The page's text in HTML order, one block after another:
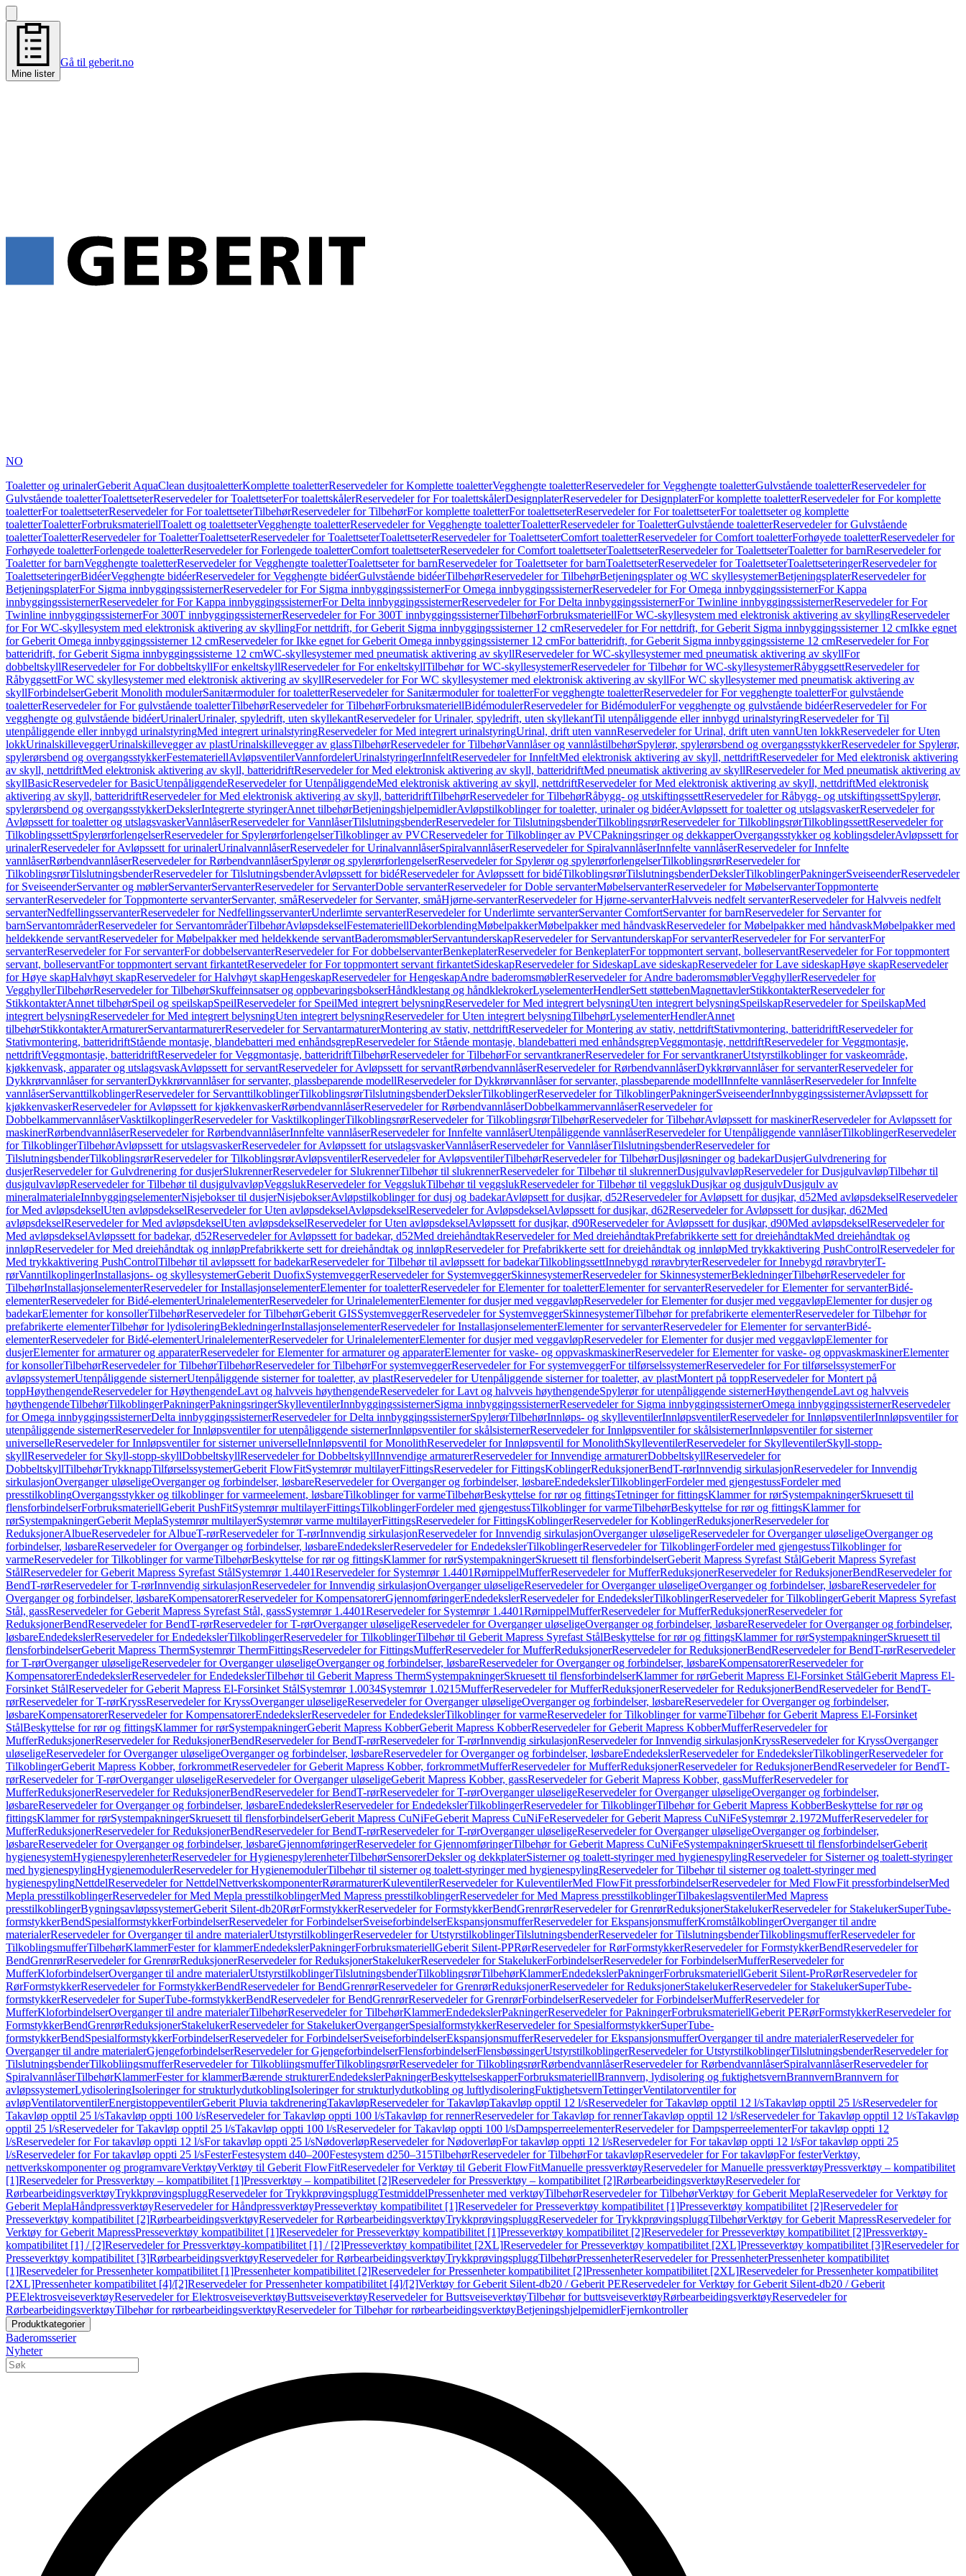
Mine lister
Gå til geberit.no
NO
Toaletter og urinalerGeberit AquaClean dusjtoaletterKomplette toaletterReservedeler for Komplette toaletterVegghengte toaletterReservedeler for Vegghengte toaletterGulvstående toaletterReservedeler for
Gulvstående toaletterToalettseterReservedeler for ToalettseterFor toalettskålerReservedeler for For toalettskålerDesignplaterReservedeler for DesignplaterFor komplette toaletterReservedeler for For komplette
toaletterFor toalettseterReservedeler for For toalettseterTilbehørReservedeler for TilbehørFor komplette toaletterFor toalettseterReservedeler for For toalettseterFor toalettseter og komplette
toaletterToaletterForbruksmateriellToalett og toalettseterVegghengte toaletterReservedeler for Vegghengte toaletterToaletterReservedeler for ToaletterGulvstående toaletterReservedeler for Gulvstående
toaletterToaletterReservedeler for ToaletterToalettseterReservedeler for ToalettseterToalettseterReservedeler for ToalettseterComfort toaletterReservedeler for Comfort toaletterForhøyede toaletterReservedeler for
Forhøyede toaletterForlengede toaletterReservedeler for Forlengede toaletterComfort toalettseterReservedeler for Comfort toalettseterToalettseterReservedeler for ToalettseterToaletter for barnReservedeler for
Toaletter for barnVegghengte toaletterReservedeler for Vegghengte toaletterToalettseter for barnReservedeler for Toalettseter for barnToalettseterReservedeler for ToalettseterToalettseteringerReservedeler for
ToalettseteringerBidéerVegghengte bidéerReservedeler for Vegghengte bidéerGulvstående bidéerTilbehørReservedeler for TilbehørBetjeningsplater og WC skyllesystemerBetjeningsplaterReservedeler for
BetjeningsplaterFor Sigma innbyggingssisternerReservedeler for For Sigma innbyggingssisternerFor Omega innbyggingssisternerReservedeler for For Omega innbyggingssisternerFor Kappa
innbyggingssisternerReservedeler for For Kappa innbyggingssisternerFor Delta innbyggingssisternerReservedeler for For Delta innbyggingssisternerFor Twinline innbyggingssisternerReservedeler for For
Twinline innbyggingssisternerFor 300T innbyggingssisternerReservedeler for For 300T innbyggingssisternerTilbehørForbruksmateriellFor WC-skyllesystem med elektronisk aktivering av skyllingReservedeler
for For WC-skyllesystem med elektronisk aktivering av skyllingFor nettdrift, for Geberit Sigma innbyggingssisterner 12 cmReservedeler for For nettdrift, for Geberit Sigma innbyggingssisterner 12 cmIkke egnet
for Geberit Omega innbyggingssisterner 12 cmReservedeler for Ikke egnet for Geberit Omega innbyggingssisterner 12 cmFor batteridrift, for Geberit Sigma innbyggingssisterne 12 cmReservedeler for For
batteridrift, for Geberit Sigma innbyggingssisterne 12 cmWC-skyllesystemer med pneumatisk aktivering av skyllReservedeler for WC-skyllesystemer med pneumatisk aktivering av skyllFor
dobbeltskyllReservedeler for For dobbeltskyllFor enkeltskyllReservedeler for For enkeltskyllTilbehør for WC-skyllesystemerReservedeler for Tilbehør for WC-skyllesystemerRåbyggsettReservedeler for
RåbyggsettFor WC skyllesystemer med elektronisk aktivering av skyllReservedeler for For WC skyllesystemer med elektronisk aktivering av skyllFor WC skyllesystemer med pneumatisk aktivering av
skyllForbindelserGeberit Monolith modulerSanitærmoduler for toaletterReservedeler for Sanitærmoduler for toaletterFor vegghengte toaletterReservedeler for For vegghengte toaletterFor gulvstående
toaletterReservedeler for For gulvstående toaletterTilbehørReservedeler for TilbehørForbruksmateriellBidémodulerReservedeler for BidémodulerFor vegghengte og gulvstående bidéerReservedeler for For
vegghengte og gulvstående bidéerUrinalerUrinaler, spyledrift, uten skyllekantReservedeler for Urinaler, spyledrift, uten skyllekantTil utenpåliggende eller innbygd urinalstyringReservedeler for Til
utenpåliggende eller innbygd urinalstyringMed integrert urinalstyringReservedeler for Med integrert urinalstyringUrinal, drift uten vannReservedeler for Urinal, drift uten vannUten lokkReservedeler for Uten
lokkUrinalskilleveggerUrinalskillevegger av plastUrinalskillevegger av glassTilbehørReservedeler for TilbehørVannlåser og vannlåstilbehørSpylerør, spylerørsbend og overgangsstykkerReservedeler for Spylerør,
spylerørsbend og overgangsstykkerFestemateriellAvløpsventilerVannfordelerUrinalstyringerInnfeltReservedeler for InnfeltMed elektronisk aktivering av skyll, nettdriftReservedeler for Med elektronisk aktivering
av skyll, nettdriftMed elektronisk aktivering av skyll, batteridriftReservedeler for Med elektronisk aktivering av skyll, batteridriftMed pneumatisk aktivering av skyllReservedeler for Med pneumatisk aktivering av
skyllBasicReservedeler for BasicUtenpåliggendeReservedeler for UtenpåliggendeMed elektronisk aktivering av skyll, nettdriftReservedeler for Med elektronisk aktivering av skyll, nettdriftMed elektronisk
aktivering av skyll, batteridriftReservedeler for Med elektronisk aktivering av skyll, batteridriftTilbehørReservedeler for TilbehørRåbygg- og utskiftingssettReservedeler for Råbygg- og utskiftingssettSpylerør,
spylerørsbend og overgangsstykkerDekslerIntegrerte styringerAnnet tilbehørBetjeningshjelpemidlerAvløpstilkoblinger for toaletter, urinaler og bidéerAvløpssett for toaletter og utslagsvaskerReservedeler for
Avløpssett for toaletter og utslagsvaskerVannlåserReservedeler for VannlåserTilslutningsbenderReservedeler for TilslutningsbenderTilkoblingsrørReservedeler for TilkoblingsrørTilkoblingssettReservedeler for
TilkoblingssettSpylerørforlengelserReservedeler for SpylerørforlengelserTilkoblinger av PVCReservedeler for Tilkoblinger av PVCPakningsringer og dekkapperOvergangsstykker og koblingsdelerAvløpssett for
urinalerReservedeler for Avløpssett for urinalerUrinalvannlåserReservedeler for UrinalvannlåserSpiralvannlåserReservedeler for SpiralvannlåserInnfelte vannlåserReservedeler for Innfelte
vannlåserRørbendvannlåserReservedeler for RørbendvannlåserSpylerør og spylerørforlengelserReservedeler for Spylerør og spylerørforlengelserTilkoblingsrørReservedeler for
TilkoblingsrørTilslutningsbenderReservedeler for TilslutningsbenderAvløpssett for bidéReservedeler for Avløpssett for bidéTilkoblingsrørTilslutningsbenderDekslerTilkoblingerPakningerSveiseenderReservedeler
for SveiseenderServanter og møblerServanterServanterReservedeler for ServanterDoble servanterReservedeler for Doble servanterMøbelservanterReservedeler for MøbelservanterToppmonterte
servanterReservedeler for Toppmonterte servanterServanter, småReservedeler for Servanter, småHjørne-servanterReservedeler for Hjørne-servanterHalvveis nedfelt servanterReservedeler for Halvveis nedfelt
servanterNedfellingsservanterReservedeler for NedfellingsservanterUnderlimte servanterReservedeler for Underlimte servanterServanter ComfortServanter for barnReservedeler for Servanter for
barnServantområderReservedeler for ServantområderTilbehørAvløpsdekselFestemateriellDekorblendingMøbelpakkerMøbelpakker med håndvaskReservedeler for Møbelpakker med håndvaskMøbelpakker med
heldekkende servantReservedeler for Møbelpakker med heldekkende servantBaderomsmøblerServantunderskapReservedeler for ServantunderskapFor servanterReservedeler for For servanterFor
servanterReservedeler for For servanterFor dobbelservanterReservedeler for For dobbelservanterBenkeplaterReservedeler for BenkeplaterFor toppmontert servant, bolleservantReservedeler for For toppmontert
servant, bolleservantFor toppmontert servant firkantetReservedeler for For toppmontert servant firkantetSideskapReservedeler for SideskapLave sideskapReservedeler for Lave sideskapHøye skapReservedeler
for Høye skapHalvhøyt skapReservedeler for Halvhøyt skapHengeskapReservedeler for HengeskapAndre baderomsmøblerReservedeler for Andre baderomsmøblerVegghyllerReservedeler for
VegghyllerTilbehørReservedeler for TilbehørSkuffeinnsatser og oppbevaringsbokserHåndklestang og håndklekrokerLyselementerHendlerSett støttebenMagnettavlerStikkontakterReservedeler for
StikkontakterAnnet tilbehørSpeil og speilskapSpeilReservedeler for SpeilMed integrert belysningReservedeler for Med integrert belysningUten integrert belysningSpeilskapReservedeler for SpeilskapMed
integrert belysningReservedeler for Med integrert belysningUten integrert belysningReservedeler for Uten integrert belysningTilbehørLyselementerHendlerAnnet
tilbehørStikkontakterArmaturerServantarmaturerReservedeler for ServantarmaturerMontering av stativ, nettdriftReservedeler for Montering av stativ, nettdriftStativmontering, batteridriftReservedeler for
Stativmontering, batteridriftStående montasje, blandebatteri med enhåndsgrepReservedeler for Stående montasje, blandebatteri med enhåndsgrepVeggmontasje, nettdriftReservedeler for Veggmontasje,
nettdriftVeggmontasje, batteridriftReservedeler for Veggmontasje, batteridriftTilbehørReservedeler for TilbehørFor servantkranerReservedeler for For servantkranerUtstyrstilkoblinger for vaskeområde,
kjøkkenvask, apparater og utslagsvaskAvløpssett for servantReservedeler for Avløpssett for servantRørbendvannlåserReservedeler for RørbendvannlåserDykkrørvannlåser for servanterReservedeler for
Dykkrørvannlåser for servanterDykkrørvannlåser for servanter, plassbeparende modellReservedeler for Dykkrørvannlåser for servanter, plassbeparende modellInnfelte vannlåserReservedeler for Innfelte
vannlåserServanttilkoblingerReservedeler for ServanttilkoblingerTilkoblingsrørTilslutningsbenderDekslerTilkoblingerReservedeler for TilkoblingerPakningerSveiseenderInnbyggingssisternerAvløpssett for
kjøkkenvaskerReservedeler for Avløpssett for kjøkkenvaskerRørbendvannlåserReservedeler for RørbendvannlåserDobbelkammervannlåserReservedeler for
DobbelkammervannlåserVasktilkoplingerReservedeler for VasktilkoplingerTilkoblingsrørReservedeler for TilkoblingsrørTilbehørReservedeler for TilbehørAvløpssett for maskinerReservedeler for Avløpssett for
maskinerRørbendvannlåserReservedeler for RørbendvannlåserInnfelte vannlåserReservedeler for Innfelte vannlåserUtenpåliggende vannlåserReservedeler for Utenpåliggende vannlåserTilkoblingerReservedeler
for TilkoblingerTilbehørAvløpssett for utslagsvaskerReservedeler for Avløpssett for utslagsvaskerVannlåserReservedeler for VannlåserTilslutningsbenderReservedeler for
TilslutningsbenderTilkoblingsrørReservedeler for TilkoblingsrørAvløpsventilerReservedeler for AvløpsventilerTilbehørReservedeler for TilbehørDusjløsninger og badekarDusjerGulvdrenering for
dusjerReservedeler for Gulvdrenering for dusjerSlukrennerReservedeler for SlukrennerTilbehør til slukrennerReservedeler for Tilbehør til slukrennerDusjgulvavløpReservedeler for DusjgulvavløpTilbehør til
dusjgulvavløpReservedeler for Tilbehør til dusjgulvavløpVeggslukReservedeler for VeggslukTilbehør til veggslukReservedeler for Tilbehør til veggslukDusjkar og dusjgulvDusjgulv av
mineralmaterialeInnbyggingselementerNisjebokser til dusjerNisjebokserAvløpstilkoblinger for dusj og badekarAvløpsett for dusjkar, d52Reservedeler for Avløpsett for dusjkar, d52Med avløpsdekselReservedeler
for Med avløpsdekselUten avløpsdekselReservedeler for Uten avløpsdekselAvløpsdekselReservedeler for AvløpsdekselAvløpssett for dusjkar, d62Reservedeler for Avløpssett for dusjkar, d62Med
avløpsdekselReservedeler for Med avløpsdekselUten avløpsdekselReservedeler for Uten avløpsdekselAvløpssett for dusjkar, d90Reservedeler for Avløpssett for dusjkar, d90Med avløpsdekselReservedeler for
Med avløpsdekselAvløpssett for badekar, d52Reservedeler for Avløpssett for badekar, d52Med dreiehåndtakReservedeler for Med dreiehåndtakPrefabrikkerte sett for dreiehåndtakMed dreiehåndtak og
innløpReservedeler for Med dreiehåndtak og innløpPrefabrikkerte sett for dreiehåndtak og innløpReservedeler for Prefabrikkerte sett for dreiehåndtak og innløpMed trykkaktivering PushControlReservedeler for
Med trykkaktivering PushControlTilbehør til avløpssett for badekarReservedeler for Tilbehør til avløpssett for badekarTilkoblingssettInnebygd røravbryterReservedeler for Innebygd røravbryterT-
rørVanntilkoplingerInstallasjons- og skyllesystemerGeberit DuofixSystemveggerReservedeler for SystemveggerSkinnesystemerReservedeler for SkinnesystemerBekledningerTilbehørReservedeler for
TilbehørInstallasjonselementerReservedeler for InstallasjonselementerElementer for toaletterReservedeler for Elementer for toaletterElementer for servanterReservedeler for Elementer for servanterBidé-
elementerReservedeler for Bidé-elementerUrinalelementerReservedeler for UrinalelementerElementer for dusjer med veggavløpReservedeler for Elementer for dusjer med veggavløpElementer for dusjer og
badekarElementer for konsollerTilbehørReservedeler for TilbehørGeberit GISSystemveggerReservedeler for SystemveggerSkinnesystemerTilbehør for prefabrikerte elementerReservedeler for Tilbehør for
prefabrikerte elementerTilbehør for lydisoleringBekledningerInstallasjonselementerReservedeler for InstallasjonselementerElementer for servanterReservedeler for Elementer for servanterBidé-
elementerReservedeler for Bidé-elementerUrinalelementerReservedeler for UrinalelementerElementer for dusjer med veggavløpReservedeler for Elementer for dusjer med veggavløpElementer for
dusjerElementer for armaturer og apparaterReservedeler for Elementer for armaturer og apparaterElementer for vaske- og oppvaskmaskinerReservedeler for Elementer for vaske- og oppvaskmaskinerElementer
for konsollerTilbehørReservedeler for TilbehørTilbehørReservedeler for TilbehørFor systemveggerReservedeler for For systemveggerFor tilførselssystemerReservedeler for For tilførselssystemerFor
avløpssystemerUtenpåliggende sisternerUtenpåliggende sisterner for toaletter, av plastReservedeler for Utenpåliggende sisterner for toaletter, av plastMontert på toppReservedeler for Montert på
toppHøythengendeReservedeler for HøythengendeLavt og halvveis høythengendeReservedeler for Lavt og halvveis høythengendeSpylerør for utenpåliggende sisternerHøythengendeLavt og halvveis
høythengendeTilbehørTilkoblingerPakningerPakningsringerSkylleventilerInnbyggingssisternerSigma innbyggingssisternerReservedeler for Sigma innbyggingssisternerOmega innbyggingssisternerReservedeler
for Omega innbyggingssisternerDelta innbyggingssisternerReservedeler for Delta innbyggingssisternerSpylerørTilbehørInnløps- og skylleventilerInnløpsventilerReservedeler for InnløpsventilerInnløpsventiler for
utenpåliggende sisternerReservedeler for Innløpsventiler for utenpåliggende sisternerInnløpsventiler for skålsisternerReservedeler for Innløpsventiler for skålsisternerInnløpsventiler for sisterner
universelleReservedeler for Innløpsventiler for sisterner universelleInnløpsventil for MonolithReservedeler for Innløpsventil for MonolithSkylleventilerReservedeler for SkylleventilerSkyll-stopp-
skyllReservedeler for Skyll-stopp-skyllDobbeltskyllReservedeler for DobbeltskyllInnvendige armaturerReservedeler for Innvendige armaturerDobbeltskyllReservedeler for
DobbeltskyllTilbehørTrykknappTilførselssystemerGeberit FlowFitSystemrør multilayerFittingsReservedeler for FittingsKoblingerReduksjonerBendT-rørInnvendig sirkulasjonReservedeler for Innvendig
sirkulasjonOverganger uløseligeOverganger og forbindelser, løsbareReservedeler for Overganger og forbindelser, løsbareEndedekslerTilkoblingerFordeler med gjengestussFordeler med
presstilkoblingOvergangsstykker og tilkoblinger for varmeelement, løsbareTilkoblinger for varmeTilbehørBeskyttelse for rør og fittingsTetninger for fittingsKlammer for rørSystempakningerSkruesett til
flensforbindelserForbruksmateriellGeberit PushFitSystemrør multilayerFittingsTilkoblingerFordeler med gjengestussTilkoblinger for varmeTilbehørBeskyttelse for rør og fittingsKlammer for
rørSystempakningerGeberit MeplaSystemrør multilayerSystemrør varme multilayerFittingsReservedeler for FittingsKoblingerReservedeler for KoblingerReduksjonerReservedeler for
ReduksjonerAlbueReservedeler for AlbueT-rørReservedeler for T-rørInnvendig sirkulasjonReservedeler for Innvendig sirkulasjonOverganger uløseligeReservedeler for Overganger uløseligeOverganger og
forbindelser, løsbareReservedeler for Overganger og forbindelser, løsbareEndedekslerReservedeler for EndedekslerTilkoblingerReservedeler for TilkoblingerFordeler med gjengestussTilkoblinger for
varmeReservedeler for Tilkoblinger for varmeTilbehørBeskyttelse for rør og fittingsKlammer for rørSystempakningerSkruesett til flensforbindelserGeberit Mapress Syrefast StålGeberit Mapress Syrefast
StålReservedeler for Geberit Mapress Syrefast StålSystemrør 1.4401Reservedeler for Systemrør 1.4401RørnippelMufferReservedeler for MufferReduksjonerReservedeler for ReduksjonerBendReservedeler for
BendT-rørReservedeler for T-rørInnvendig sirkulasjonReservedeler for Innvendig sirkulasjonOverganger uløseligeReservedeler for Overganger uløseligeOverganger og forbindelser, løsbareReservedeler for
Overganger og forbindelser, løsbareKompensatorerReservedeler for KompensatorerGjennomføringerEndedekslerReservedeler for EndedekslerTilkoblingerReservedeler for TilkoblingerGeberit Mapress Syrefast
Stål, gassReservedeler for Geberit Mapress Syrefast Stål, gassSystemrør 1.4401Reservedeler for Systemrør 1.4401RørnippelMufferReservedeler for MufferReduksjonerReservedeler for
ReduksjonerBendReservedeler for BendT-rørReservedeler for T-rørOverganger uløseligeReservedeler for Overganger uløseligeOverganger og forbindelser, løsbareReservedeler for Overganger og forbindelser,
løsbareEndedekslerReservedeler for EndedekslerTilkoblingerReservedeler for TilkoblingerTilbehør til Geberit Mapress Syrefast StålBeskyttelse for rør og fittingsKlammer for rørSystempakningerSkruesett til
flensforbindelserGeberit Mapress ThermSystemrør ThermFittingsReservedeler for FittingsMufferReservedeler for MufferReduksjonerReservedeler for ReduksjonerBendReservedeler for BendT-rørReservedeler
for T-rørOverganger uløseligeReservedeler for Overganger uløseligeOverganger og forbindelser, løsbareReservedeler for Overganger og forbindelser, løsbareKompensatorerReservedeler for
KompensatorerEndedekslerReservedeler for EndedekslerTilbehør til Geberit Mapress ThermSystempakningerSkruesett til flensforbindelserKlammer for rørGeberit Mapress El-Forsinket StålGeberit Mapress El-
Forsinket StålReservedeler for Geberit Mapress El-Forsinket StålSystemrør 1.0034Systemrør 1.0215MufferReservedeler for MufferReduksjonerReservedeler for ReduksjonerBendReservedeler for BendT-
rørReservedeler for T-rørKryssReservedeler for KryssOverganger uløseligeReservedeler for Overganger uløseligeOverganger og forbindelser, løsbareReservedeler for Overganger og forbindelser,
løsbareKompensatorerReservedeler for KompensatorerEndedekslerReservedeler for EndedekslerTilkoblinger for varmeReservedeler for Tilkoblinger for varmeTilbehør for Geberit Mapress El-Forsinket
StålBeskyttelse for rør og fittingsKlammer for rørSystempakningerGeberit Mapress KobberGeberit Mapress KobberReservedeler for Geberit Mapress KobberMufferReservedeler for
MufferReduksjonerReservedeler for ReduksjonerBendReservedeler for BendT-rørReservedeler for T-rørInnvendig sirkulasjonReservedeler for Innvendig sirkulasjonKryssReservedeler for KryssOverganger
uløseligeReservedeler for Overganger uløseligeOverganger og forbindelser, løsbareReservedeler for Overganger og forbindelser, løsbareEndedekslerReservedeler for EndedekslerTilkoblingerReservedeler for
TilkoblingerGeberit Mapress Kobber, forkrommetReservedeler for Geberit Mapress Kobber, forkrommetMufferReservedeler for MufferReduksjonerReservedeler for ReduksjonerBendReservedeler for BendT-
rørReservedeler for T-rørOverganger uløseligeReservedeler for Overganger uløseligeGeberit Mapress Kobber, gassReservedeler for Geberit Mapress Kobber, gassMufferReservedeler for
MufferReduksjonerReservedeler for ReduksjonerBendReservedeler for BendT-rørReservedeler for T-rørOverganger uløseligeReservedeler for Overganger uløseligeOverganger og forbindelser,
løsbareReservedeler for Overganger og forbindelser, løsbareEndedekslerReservedeler for EndedekslerTilkoblingerReservedeler for TilkoblingerTilbehør for Geberit Mapress KobberBeskyttelse for rør og
fittingsKlammer for rørSystempakningerSkruesett til flensforbindelserGeberit Mapress CuNiFeGeberit Mapress CuNiFeReservedeler for Geberit Mapress CuNiFeSystemrør 2.1972MufferReservedeler for
MufferReduksjonerReservedeler for ReduksjonerBendReservedeler for BendT-rørReservedeler for T-rørOverganger uløseligeReservedeler for Overganger uløseligeOverganger og forbindelser,
løsbareReservedeler for Overganger og forbindelser, løsbareGjennomføringerReservedeler for GjennomføringerTilbehør for Geberit Mapress CuNiFeSystempakningerSkruesett til flensforbindelserGeberit
hygienesystemHygienespylerenheterReservedeler for HygienespylerenheterTilbehørSensorerDeksler og dekkplaterSisterner og toalett-styringer med hygienespylingReservedeler for Sisterner og toalett-styringer
med hygienespylingHygienemodulerReservedeler for HygienemodulerTilbehør til sisterner og toalett-styringer med hygienespylingReservedeler for Tilbehør til sisterner og toalett-styringer med
hygienespylingNettdelReservedeler for NettdelNettverkskomponenterRørarmaturerKuleventilerReservedeler for KuleventilerMed FlowFit pressforbindelserReservedeler for Med FlowFit pressforbindelserMed
Mepla presstilkoblingerReservedeler for Med Mepla presstilkoblingerMed Mapress presstilkoblingerReservedeler for Med Mapress presstilkoblingerTilbakeslagsventilerMed Mapress
presstilkoblingerBygningsavløpssystemerGeberit Silent-db20RørFormstykkerReservedeler for FormstykkerBendGrenrørReservedeler for GrenrørReduksjonerStakelukerReservedeler for StakelukerSuperTube-
formstykkerBendSpesialformstykkerForbindelserReservedeler for ForbindelserSveiseforbindelserEkspansjonsmufferReservedeler for EkspansjonsmufferKromstålkoblingerOverganger til andre
materialerReservedeler for Overganger til andre materialerUtstyrstilkoblingerReservedeler for UtstyrstilkoblingerTilslutningsbenderReservedeler for TilslutningsbenderTilkoblingsmufferReservedeler for
TilkoblingsmufferTilbehørKlammerFester for klammerEndedekslerPakningerForbruksmateriellGeberit Silent-PPRørReservedeler for RørFormstykkerReservedeler for FormstykkerBendReservedeler for
BendGrenrørReservedeler for GrenrørReduksjonerReservedeler for ReduksjonerStakelukerReservedeler for StakelukerForbindelserReservedeler for ForbindelserMufferReservedeler for
MufferKloforbindelserOverganger til andre materialerUtstyrstilkoblingerTilslutningsbenderTilkoblingsrørTilbehørKlammerEndedekslerPakningerForbruksmateriellGeberit Silent-ProRørReservedeler for
RørFormstykkerReservedeler for FormstykkerBendReservedeler for BendGrenrørReservedeler for GrenrørReduksjonerReservedeler for ReduksjonerStakelukerReservedeler for StakelukerSuperTube-
formstykkerReservedeler for SuperTube-formstykkerBendReservedeler for BendGrenrørReservedeler for GrenrørForbindelserReservedeler for ForbindelserMufferReservedeler for
MufferKloforbindelserOverganger til andre materialerTilbehørReservedeler for TilbehørKlammerEndedekslerPakningerReservedeler for PakningerForbruksmateriellGeberit PERørFormstykkerReservedeler for
FormstykkerBendGrenrørReduksjonerStakelukerReservedeler for StakelukerOvergangerSpesialformstykkerReservedeler for SpesialformstykkerSuperTube-
formstykkerBendSpesialformstykkerForbindelserReservedeler for ForbindelserSveiseforbindelserEkspansjonsmufferReservedeler for EkspansjonsmufferOverganger til andre materialerReservedeler for
Overganger til andre materialerGjengeforbindelserReservedeler for GjengeforbindelserFlensforbindelserFlensbøssingerUtstyrstilkoblingerReservedeler for UtstyrstilkoblingerTilslutningsbenderReservedeler for
TilslutningsbenderTilkobliingsmufferReservedeler for TilkobliingsmufferTilkoblingsrørReservedeler for TilkoblingsrørRørbendvannlåserReservedeler for RørbendvannlåserSpiralvannlåserReservedeler for
SpiralvannlåserTilbehørKlammerFester for klammerBærende strukturerEndedekslerPakningerBeskyttelseskapperForbruksmateriellBrannvern, lydisolering og fuktighetsvernBrannvernBrannvern for
avløpssystemerLydisoleringIsoleringer for strukturlydutkoblingIsoleringer for strukturlydutkobling og luftlydisoleringFuktighetsvernTettingerVentilatorventiler for
avløpVentilatorventilerEnergistoppeventilerGeberit Pluvia takdreneringTakavløpReservedeler for TakavløpTakavløp opptil 12 l/sReservedeler for Takavløp opptil 12 l/sTakavløp opptil 25 l/sReservedeler for
Takavløp opptil 25 l/sTakavløp oppti 100 l/sReservedeler for Takavløp oppti 100 l/sTakavløp for rennerReservedeler for Takavløp for rennerTakavløp opptil 12 l/sReservedeler for Takavløp opptil 12 l/sTakavløp
opptil 25 l/sReservedeler for Takavløp opptil 25 l/sTakavløp oppti 100 l/sReservedeler for Takavløp oppti 100 l/sDampsperreelementerReservedeler for DampsperreelementerFor takavløp oppti 12
l/sReservedeler for For takavløp oppti 12 l/sFor takavløp oppti 25 l/sNødoverløpReservedeler for NødoverløpFor takavløp oppti 12 l/sReservedeler for For takavløp oppti 12 l/sFor takavløp oppti 25
l/sReservedeler for For takavløp oppti 25 l/sFesterFestesystem d40–200Festesystem d250–315TilbehørReservedeler for TilbehørFor takavløpReservedeler for For takavløpFor festerVerktøy,
nettverkskomponenter og programvareVerktøyVerktøy til Geberit FlowFitReservedeler for Verktøy til Geberit FlowFitManuelle pressverktøyReservedeler for Manuelle pressverktøyPressverktøy – kompatibilitet
[1]Reservedeler for Pressverktøy – kompatibilitet [1]Pressverktøy – kompatibilitet [2]Reservedeler for Pressverktøy – kompatibilitet [2]RørbearbeidingsverktøyReservedeler for
RørbearbeidingsverktøyTrykkprøvingspluggReservedeler for TrykkprøvingspluggTestmiddelPressenheter med verktøyTilbehørReservedeler for TilbehørVerktøy for Geberit MeplaReservedeler for Verktøy for
Geberit MeplaHåndpressverktøyReservedeler for HåndpressverktøyPresseverktøy kompatibilitet [1]Reservedeler for Presseverktøy kompatibilitet [1]Presseverktøy kompatibilitet [2]Reservedeler for
Presseverktøy kompatibilitet [2]RørbearbeidingsverktøyReservedeler for RørbearbeidingsverktøyTrykkprøvingspluggReservedeler for TrykkprøvingspluggTilbehørVerktøy for Geberit MapressReservedeler for
Verktøy for Geberit MapressPresseverktøy kompatibilitet [1]Reservedeler for Presseverktøy kompatibilitet [1]Presseverktøy kompatibilitet [2]Reservedeler for Presseverktøy kompatibilitet [2]Pressverktøy-
kompatibilitet [1] / [2]Reservedeler for Pressverktøy-kompatibilitet [1] / [2]Presseverktøy kompatibilitet [2XL]Reservedeler for Presseverktøy kompatibilitet [2XL]Presseverktøy kompatibilitet [3]Reservedeler for
Presseverktøy kompatibilitet [3]RørbearbeidingsverktøyReservedeler for RørbearbeidingsverktøyTrykkprøvingspluggTilbehørPressenheterReservedeler for PressenheterPressenheter kompatibilitet
[1]Reservedeler for Pressenheter kompatibilitet [1]Pressenheter kompatibilitet [2]Reservedeler for Pressenheter kompatibilitet [2]Pressenheter kompatibilitet [2XL]Reservedeler for Pressenheter kompatibilitet
[2XL]Pressenheter kompatibilitet [4]/[2]Reservedeler for Pressenheter kompatibilitet [4]/[2]Verktøy for Geberit Silent-db20 / Geberit PEReservedeler for Verktøy for Geberit Silent-db20 / Geberit
PEElektrosveiseverktøyReservedeler for ElektrosveiseverktøyButtsveiseverktøyReservedeler for ButtsveiseverktøyTilbehør for buttsveiseverktøyRørbearbeidingsverktøyReservedeler for
RørbearbeidingsverktøyTilbehør for rørbearbeidingsverktøyReservedeler for Tilbehør for rørbearbeidingsverktøyBetjeningshjelpemidlerFjernkontroller
Produktkategorier
Baderomsserier
Nyheter